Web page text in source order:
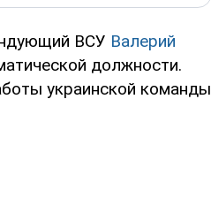
ВСУ Валерий
должности.
украинской команды